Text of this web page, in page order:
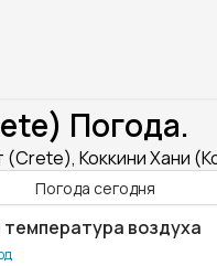
Погода.
(Crete), Коккини Хани
Погода сегодня
воздуха